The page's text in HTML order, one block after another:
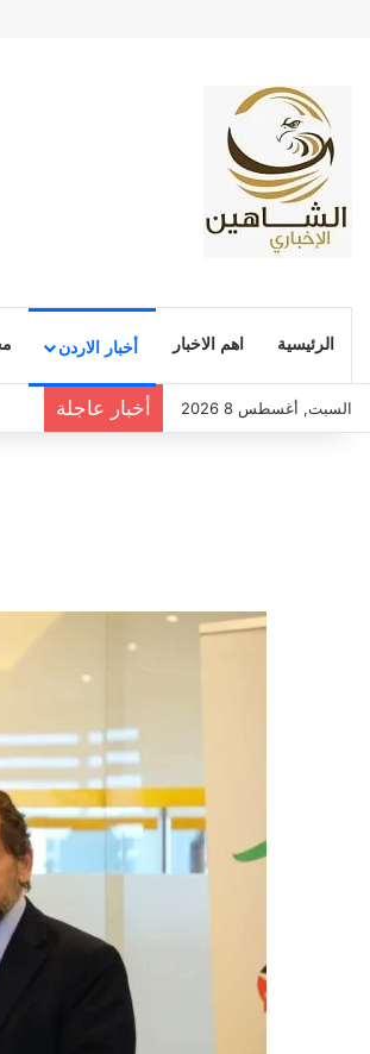
الرئيسية اهم الاخبار أخبار الاردن
السبت, أغسطس 8 2026 أخبار عاجلة